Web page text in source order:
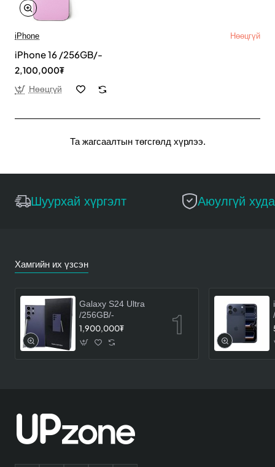
iPhone Нөөцгүй
iPhone 16 /256GB/-
2,100,000₮
Нөөцгүй
Та жагсаалтын төгсгөлд хүрлээ.
Шуурхай хүргэлт Аюулгүй
Хамгийн их үзсэн
Galaxy S24 Ultra
/256GB/-
1,900,000₮